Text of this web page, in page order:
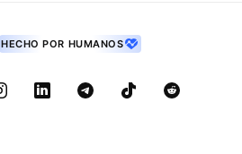
HECHO POR HUMANOS